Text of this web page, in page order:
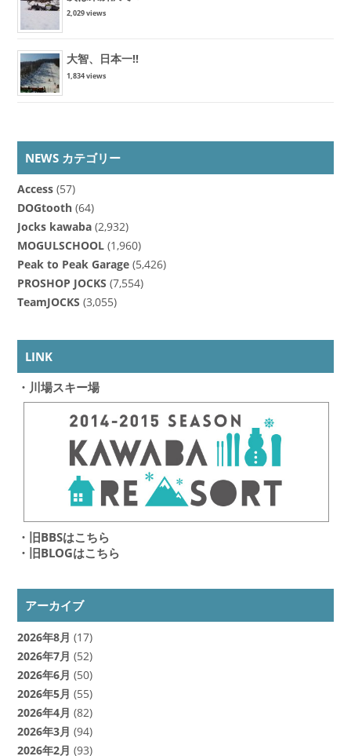
2,029 views
大智、日本一!!
1,834 views
NEWS カテゴリー
Access(57)
DOGtooth(64)
Jocks kawaba(2,932)
MOGULSCHOOL(1,960)
Peak to Peak Garage(5,426)
PROSHOP JOCKS (7,554)
TeamJOCKS (3,055)
LINK
・川場スキー場
・旧BBSはこちら
・旧BLOGはこちら
アーカイブ
2026年8月 (17)
2026年7月 (52)
2026年6月 (50)
2026年5月 (55)
2026年4月 (82)
2026年3月 (94)
2026年2月 (93)